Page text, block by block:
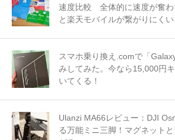
速度比較 全体的に速度が奮わ
と楽天モバイルが繋がりにくい
スマホ乗り換え.comで「
みしてみた。今なら15,000円
いてくる！
Ulanzi MA66レビュー：DJI
る万能ミニ三脚！マグネット